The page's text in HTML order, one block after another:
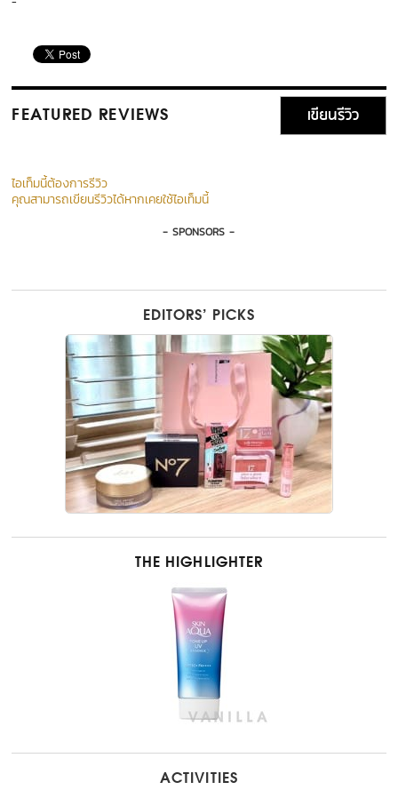
FEATURED REVIEWS เขียนรีวิว
ไอเท็มนี้ต้องการรีวิว
คุณสามารถเขียนรีวิวได้หากเคยใช้ไอเท็มนี้
- SPONSORS -
EDITORS’ PICKS
THE HIGHLIGHTER
ACTIVITIES